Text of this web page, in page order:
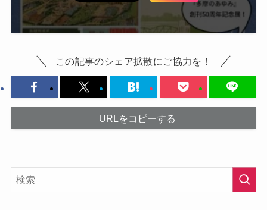
この記事のシェア拡散にご協力を！
URLをコピーする